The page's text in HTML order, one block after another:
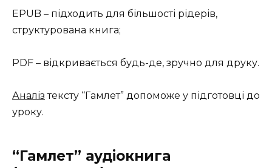
EPUB – підходить для більшості рідерів,
структурована книга;
PDF – відкривається будь-де, зручно для друку.
Аналіз тексту “Гамлет” допоможе у підготовці до
уроку.
“Гамлет” аудіокнига